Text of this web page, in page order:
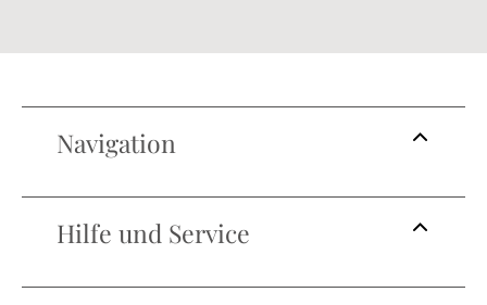
Navigation
Hilfe und Service